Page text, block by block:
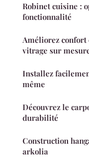
Robinet cuisine :
fonctionnalité
Améliorez confort
vitrage sur
Installez
même
Découvrez le
durabilité
Construction
arkolia